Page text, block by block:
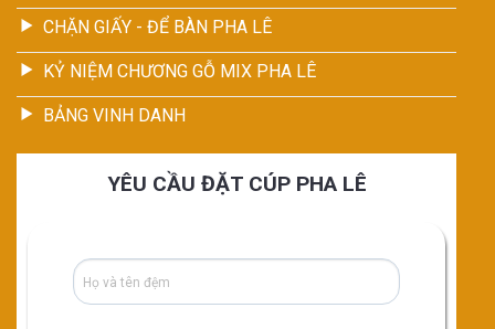
CHẶN GIẤY - ĐỂ BÀN PHA LÊ
KỶ NIỆM CHƯƠNG GỖ MIX PHA LÊ
BẢNG VINH DANH
YÊU CẦU ĐẶT CÚP PHA LÊ